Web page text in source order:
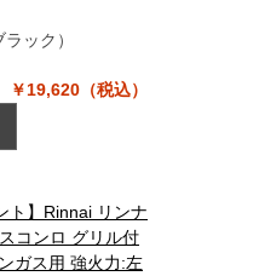
ック）
￥19,620（税込）
ト】Rinnai リンナ
コンロ グリル付
ガス用 強火力:左